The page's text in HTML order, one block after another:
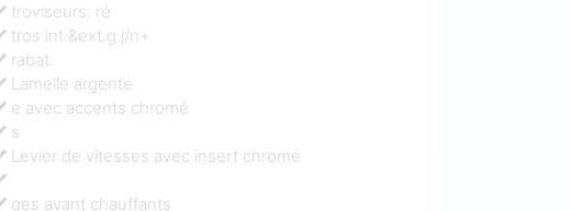
troviseurs: ré
tros int.&ext.g.j/n+
rabat.
Lamelle argenté
e avec accents chromé
s
Levier de vitesses avec insert chromé
ges avant chauffants